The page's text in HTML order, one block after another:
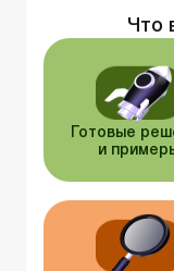
Что
Готовые
и